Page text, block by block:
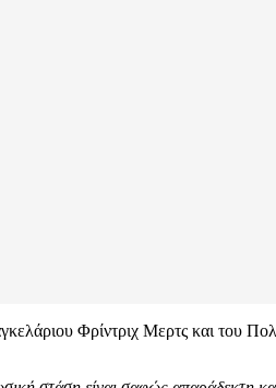
Φρίντριχ Μερτς και